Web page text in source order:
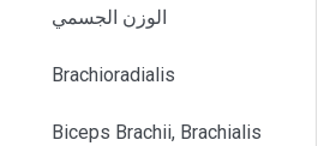
الوزن الجسمي
Brachioradialis
Biceps Brachii, Brachialis